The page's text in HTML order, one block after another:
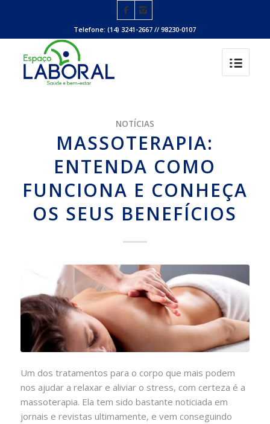
Telefone: (14) 3241-2667 // 98230-0107
NOTÍCIAS
MASSOTERAPIA:
ENTENDA COMO
FUNCIONA E CONHEÇA
OS SEUS BENEFÍCIOS
Um dos tratamentos para o corpo que mais podem
nos ajudar a relaxar e aliviar o stress, com certeza é a
massoterapia. Ela tem sido bastante noticiada em
jornais e revistas ultimamente, e vem conseguindo